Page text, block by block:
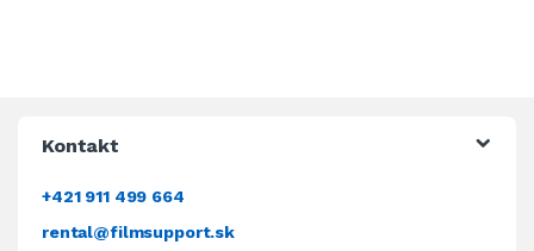
Kontakt
+421 911 499 664
rental@filmsupport.sk